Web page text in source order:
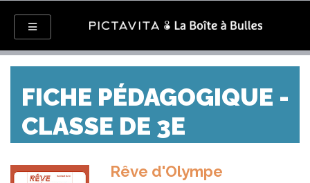
FICHE PÉDAGOGIQUE -
CLASSE DE 3E
Rêve d'Olympe